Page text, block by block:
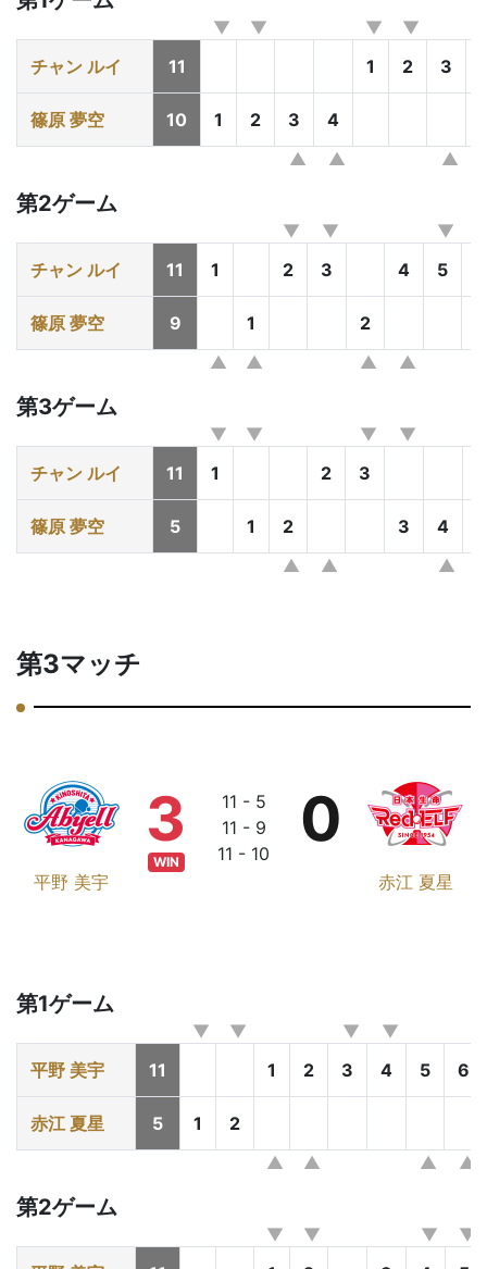
チャン ルイ 11 1 2 3
篠原 夢空 10 1 2 3 4
第2ゲーム
チャン ルイ 11 1 2 3 4 5
篠原 夢空 9 1 2
第3ゲーム
チャン ルイ 11 1 2 3
篠原 夢空 5 1 2 3 4
第3マッチ
平野 美宇
3
WIN
11 - 5
11 - 9
11 - 10
赤江 夏星
0
第1ゲーム
平野 美宇 11 1 2 3 4 5 6
赤江 夏星 5 1 2
第2ゲーム